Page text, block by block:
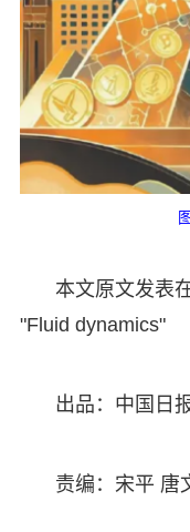
本文原文发表
"Fluid dynamics"
出品：中国日
责编：宋平 唐